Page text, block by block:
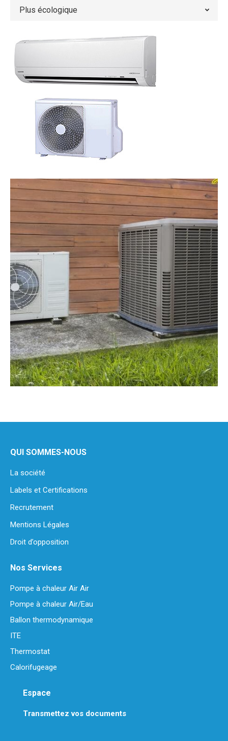
Plus écologique
QUI SOMMES-NOUS
La société
Labels et Certifications
Recrutement
Mentions Légales
Droit d’opposition
Nos Services
Pompe à chaleur Air Air
Pompe à chaleur Air/Eau
Ballon thermodynamique
ITE
Thermostat
Calorifugeage
Espace
Transmettez vos documents